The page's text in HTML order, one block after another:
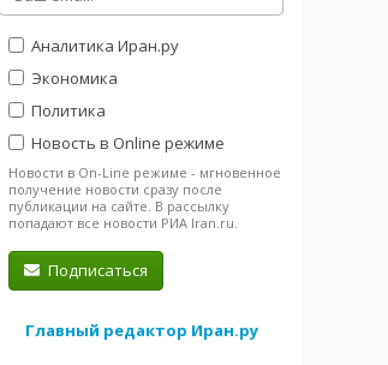
Аналитика Иран.ру
Экономика
Политика
Новость в Online режиме
Новости в On-Line режиме - мгновенное
получение новости сразу после
публикации на сайте. В рассылку
попадают все новости РИА Iran.ru.
Подписаться
Главный редактор Иран.ру